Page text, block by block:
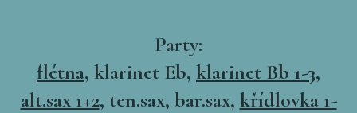
Party:
flétna, klarinet Eb, klarinet Bb 1-3,
alt.sax 1+2, ten.sax, bar.sax, křídlovka 1-